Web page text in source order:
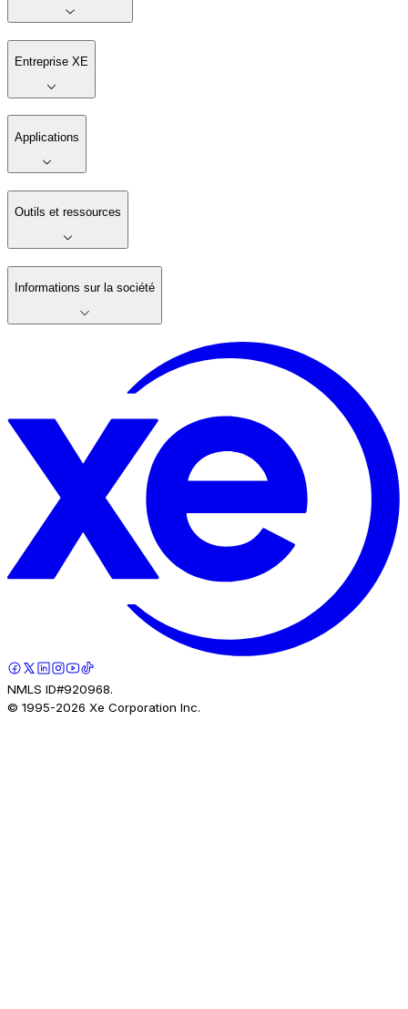
Entreprise XE
Applications
Outils et ressources
Informations sur la société
NMLS ID#920968.
© 1995-2026 Xe Corporation Inc.